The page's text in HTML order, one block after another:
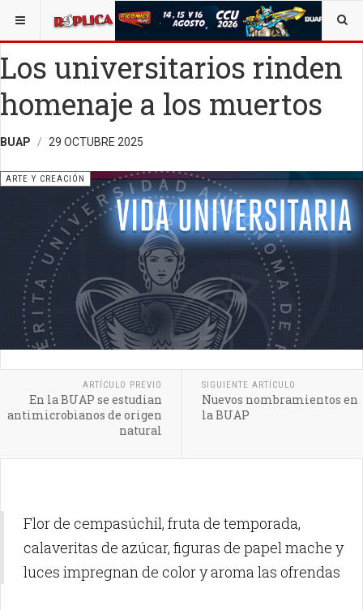
ESTÁ AQUÍ: ARTE
Los universitarios rinden
homenaje a los muertos
BUAP 29 OCTUBRE 2025
ARTE Y CREACIÓN
ARTÍCULO PREVIO
En la BUAP se estudian
antimicrobianos de origen
natural
SIGUIENTE ARTÍCULO
Nuevos nombramientos en
la BUAP
Flor de cempasúchil, fruta de temporada,
calaveritas de azúcar, figuras de papel mache y
luces impregnan de color y aroma las ofrendas